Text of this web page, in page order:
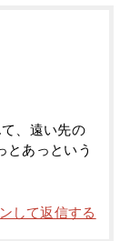
、遠い先の
とあっという
して返信する